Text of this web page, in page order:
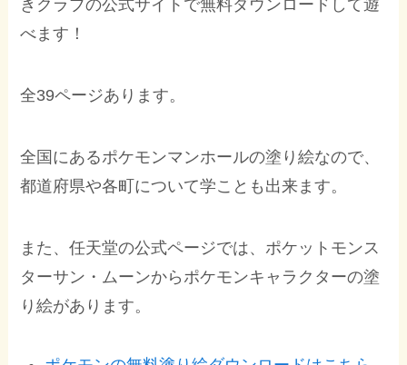
きクラブの公式サイトで無料ダウンロードして遊
べます！
全39ページあります。
全国にあるポケモンマンホールの塗り絵なので、
都道府県や各町について学ことも出来ます。
また、任天堂の公式ページでは、ポケットモンス
ターサン・ムーンからポケモンキャラクターの塗
り絵があります。